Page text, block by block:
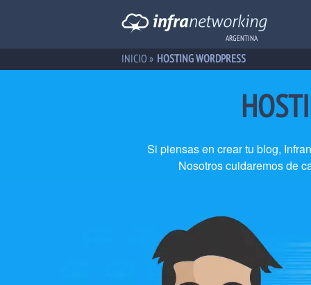
ARGENTINA
INICIO » HOSTING WORDPRESS
Si piensas en crear tu blog,
Nosotros cuidaremos de